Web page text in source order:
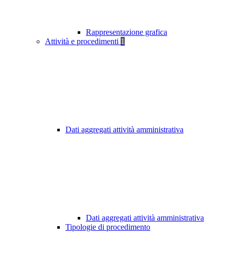
Rappresentazione grafica
Attività e procedimenti 1
Dati aggregati attività amministrativa
Dati aggregati attività amministrativa
Tipologie di procedimento